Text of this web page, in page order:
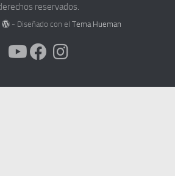
reservados.
- Diseñado con elTema Hueman